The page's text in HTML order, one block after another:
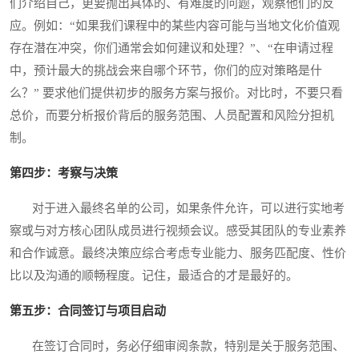
们介绍自己，更要抛出具体的、有难度的问题，观察他们的反
应。例如：“如果我们课程中的某些内容可能与当地文化价值观
存在潜在冲突，你们通常会如何建议和处理？”、“在申请过程
中，预计最大的挑战会来自哪个环节，你们的应对策略是什
么？” 要求他们提供初步的服务方案与报价。对比时，不要只看
总价，而要分析报价背后的服务范围、人员配置和风险分担机
制。
第四步：考察与决策
对于进入最终名单的公司，如果条件允许，可以进行实地考
察或与对方核心团队成员进行视频会议。感受其团队的专业素养
和合作诚意。最终决策应综合考虑专业能力、服务匹配度、性价
比以及沟通的顺畅程度。记住，最适合的才是最好的。
第五步：合同签订与项目启动
在签订合同时，务必仔细审阅条款，特别是关于服务范围、